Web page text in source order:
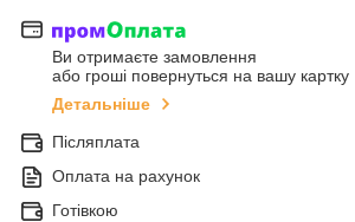
Ви отримаєте замовлення
або гроші повернуться на вашу картку
Детальніше
Післяплата
Оплата на рахунок
Готівкою